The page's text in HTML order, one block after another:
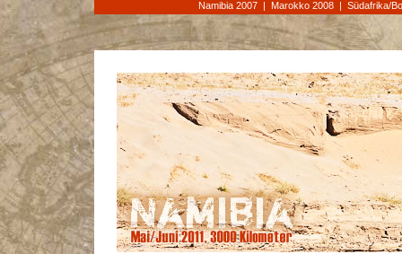
Namibia 2007| Marokko 2008| Südafrika/